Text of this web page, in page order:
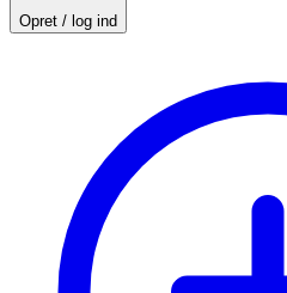
Opret / log ind